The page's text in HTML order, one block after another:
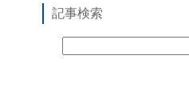
記事検索